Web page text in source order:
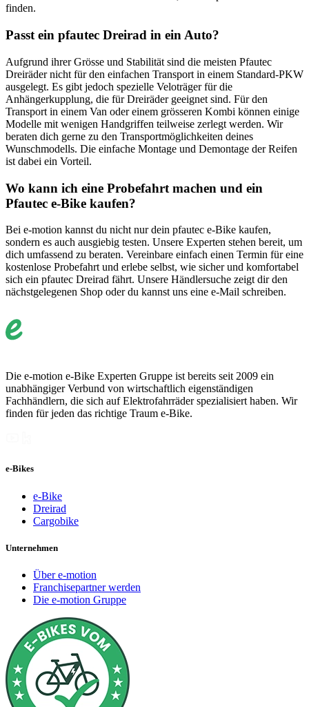
finden.
Passt ein pfautec Dreirad in ein Auto?
Aufgrund ihrer Grösse und Stabilität sind die meisten Pfautec
Dreiräder nicht für den einfachen Transport in einem Standard-PKW
ausgelegt. Es gibt jedoch spezielle Veloträger für die
Anhängerkupplung, die für Dreiräder geeignet sind. Für den
Transport in einem Van oder einem grösseren Kombi können einige
Modelle mit wenigen Handgriffen teilweise zerlegt werden. Wir
beraten dich gerne zu den Transportmöglichkeiten deines
Wunschmodells. Die einfache Montage und Demontage der Reifen
ist dabei ein Vorteil.
Wo kann ich eine Probefahrt machen und ein
Pfautec e-Bike kaufen?
Bei e-motion kannst du nicht nur dein pfautec e-Bike kaufen,
sondern es auch ausgiebig testen. Unsere Experten stehen bereit, um
dich umfassend zu beraten. Vereinbare einfach einen Termin für eine
kostenlose Probefahrt und erlebe selbst, wie sicher und komfortabel
sich ein pfautec Dreirad fährt. Unsere Händlersuche zeigt dir den
nächstgelegenen Shop oder du kannst uns eine e-Mail schreiben.
Die e-motion e-Bike Experten Gruppe ist bereits seit 2009 ein
unabhängiger Verbund von wirtschaftlich eigenständigen
Fachhändlern, die sich auf Elektrofahrräder spezialisiert haben. Wir
finden für jeden das richtige Traum e-Bike.
e-Bikes
e-Bike
Dreirad
Cargobike
Unternehmen
Über e-motion
Franchisepartner werden
Die e-motion Gruppe